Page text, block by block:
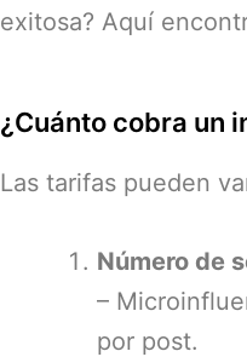
exitosa? Aquí
¿Cuánto cobra un
Las tarifas pueden
Número de
–
por post.